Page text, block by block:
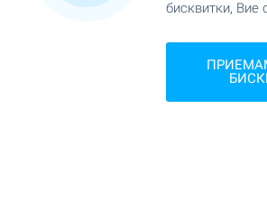
бисквитки, Вие